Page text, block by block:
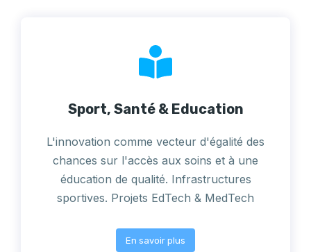
Sport, Santé & Education
L'innovation comme vecteur d'égalité des
chances sur l'accès aux soins et à une
éducation de qualité. Infrastructures
sportives. Projets EdTech & MedTech
En savoir plus